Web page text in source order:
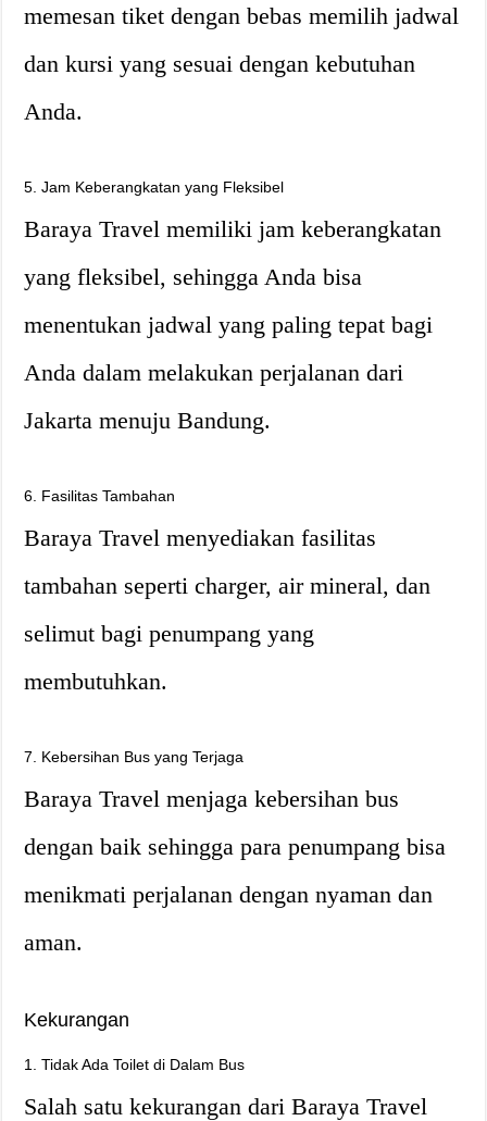
memesan tiket dengan bebas memilih jadwal
dan kursi yang sesuai dengan kebutuhan
Anda.
5. Jam Keberangkatan yang Fleksibel
Baraya Travel memiliki jam keberangkatan
yang fleksibel, sehingga Anda bisa
menentukan jadwal yang paling tepat bagi
Anda dalam melakukan perjalanan dari
Jakarta menuju Bandung.
6. Fasilitas Tambahan
Baraya Travel menyediakan fasilitas
tambahan seperti charger, air mineral, dan
selimut bagi penumpang yang
membutuhkan.
7. Kebersihan Bus yang Terjaga
Baraya Travel menjaga kebersihan bus
dengan baik sehingga para penumpang bisa
menikmati perjalanan dengan nyaman dan
aman.
Kekurangan
1. Tidak Ada Toilet di Dalam Bus
Salah satu kekurangan dari Baraya Travel